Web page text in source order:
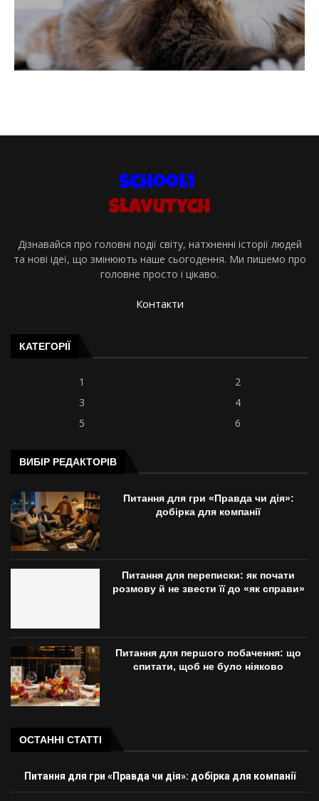
Дізнавайся про головні події світу, натхненні історії людей
та нові ідеї, що змінюють наше сьогодення. Ми пишемо про
головне просто і цікаво.
Контакти
КАТЕГОРІЇ
1
2
3
4
5
6
ВИБІР РЕДАКТОРІВ
Питання для гри «Правда чи дія»:
добірка для компанії
Питання для переписки: як почати
розмову й не звести її до «як справи»
Питання для першого побачення: що
спитати, щоб не було ніяково
ОСТАННІ СТАТТІ
Питання для гри «Правда чи дія»: добірка для компанії